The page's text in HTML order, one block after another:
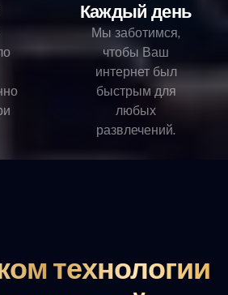
Каждый день
Мы заботимся,
чтобы Ваш
интернет был
быстрым для
любых
развлечений.
технологии